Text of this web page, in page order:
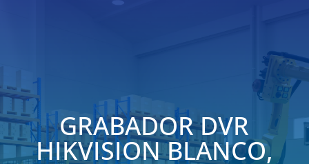
GRABADOR DVR
HIKVISION BLANCO,